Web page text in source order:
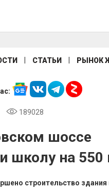
СТАТЬИ РЫНОК
189028
шоссе
школу на 550
строительство